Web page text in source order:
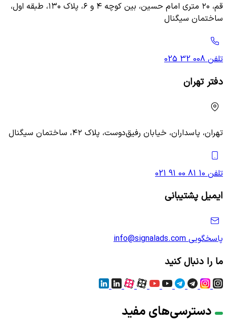
قم، ۲۰ متری امام حسین، بین کوچه ۴ و ۶، پلاک ۱۳۰، طبقه اول،
ساختمان سیگنال
تلفن 025 32 008
دفتر تهران
تهران، پاسداران، خیابان رفیق‌دوست، پلاک ۴۲، ساختمان سیگنال
تلفن 021 91 00 81 10
ایمیل پشتیبانی
پاسخگویی info@signalads.com
ما را دنبال کنید
دسترسی‌های مفید